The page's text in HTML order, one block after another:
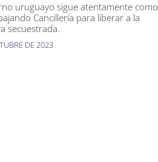
uruguayo sigue atentamente como
Cancillería para liberar a la
secuestrada.
DE 2023